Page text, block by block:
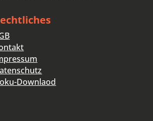
Downlaod